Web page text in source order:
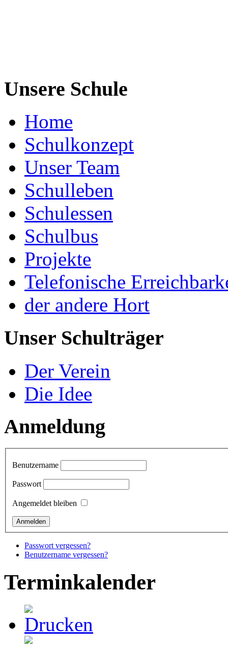
Unsere Schule
Home
Schulkonzept
Unser Team
Schulleben
Schulessen
Schulbus
Projekte
Telefonische
der andere Hort
Unser Schulträger
Der Verein
Die Idee
Anmeldung
Benutzername
Passwort
Angemeldet bleiben
Passwort vergessen?
Benutzername vergessen?
Terminkalender